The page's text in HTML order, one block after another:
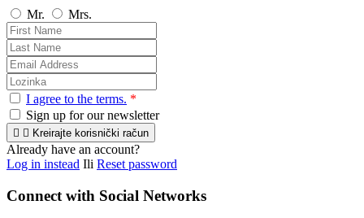
Mr. Mrs.
I agree to the terms. *
Sign up for our newsletter
  Kreirajte korisnički račun
Already have an account?
Log in instead Ili Reset password
Connect with Social Networks